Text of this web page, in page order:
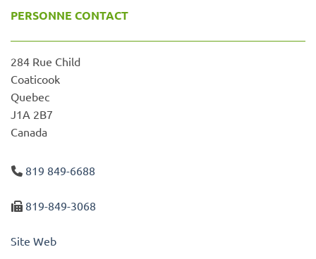
PERSONNE CONTACT
284 Rue Child
Coaticook
Quebec
J1A 2B7
Canada
819 849-6688
819-849-3068
Site Web